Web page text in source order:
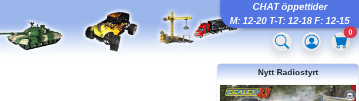
CHAT öppettider
M: 12-20 T-T: 12-18 F: 12-15
0
Nytt Radiostyrt